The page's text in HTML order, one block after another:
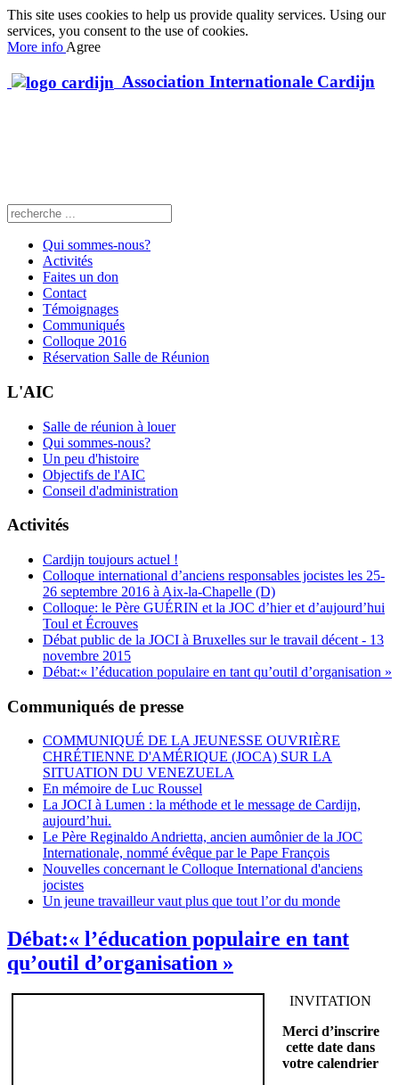
This site uses cookies to help us provide quality services. Using our
services, you consent to the use of cookies.
More info Agree
Association Internationale Cardijn
Qui sommes-nous?
Activités
Faites un don
Contact
Témoignages
Communiqués
Colloque 2016
Réservation Salle de Réunion
L'AIC
Salle de réunion à louer
Qui sommes-nous?
Un peu d'histoire
Objectifs de l'AIC
Conseil d'administration
Activités
Cardijn toujours actuel !
Colloque international d’anciens responsables jocistes les 25-
26 septembre 2016 à Aix-la-Chapelle (D)
Colloque: le Père GUÉRIN et la JOC d’hier et d’aujourd’hui
Toul et Écrouves
Débat public de la JOCI à Bruxelles sur le travail décent - 13
novembre 2015
Débat:« l’éducation populaire en tant qu’outil d’organisation »
Communiqués de presse
COMMUNIQUÉ DE LA JEUNESSE OUVRIÈRE
CHRÉTIENNE D'AMÉRIQUE (JOCA) SUR LA
SITUATION DU VENEZUELA
En mémoire de Luc Roussel
La JOCI à Lumen : la méthode et le message de Cardijn,
aujourd’hui.
Le Père Reginaldo Andrietta, ancien aumônier de la JOC
Internationale, nommé évêque par le Pape François
Nouvelles concernant le Colloque International d'anciens
jocistes
Un jeune travailleur vaut plus que tout l’or du monde
Débat:« l’éducation populaire en tant
qu’outil d’organisation »
INVITATION
Merci d’inscrire
cette date dans
votre calendrier